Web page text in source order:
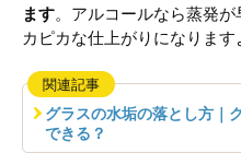
ます。アルコールなら蒸発
カピカな仕上がりになります
関連記事
グラスの水垢の落とし方｜
できる？